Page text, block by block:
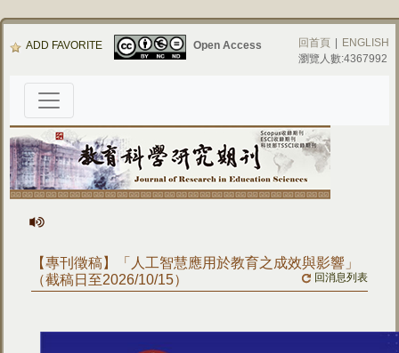
ADD FAVORITE Open Access 回首頁
ENGLISH
瀏覽人數:4367992
【專刊徵稿】「人工智慧應用於教育之成效與影響」
（截稿日至2026/10/15）
回消息列表